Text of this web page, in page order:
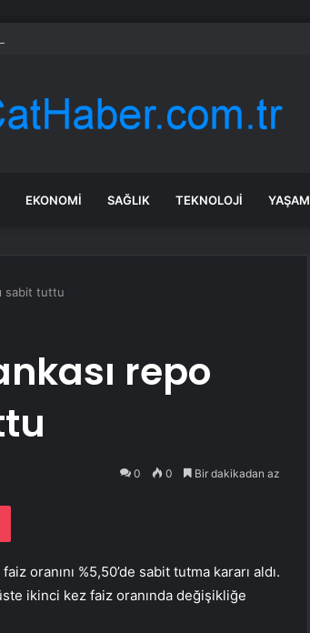
Saldırılar
EKONOMI SAĞLIK TEKNOLOJI YAŞAM
sabit tuttu
repo
0 0 Bir dakikadan az
Pocket
oranını %5,50’de sabit tutma kararı aldı.
ikinci kez faiz oranında değişikliğe